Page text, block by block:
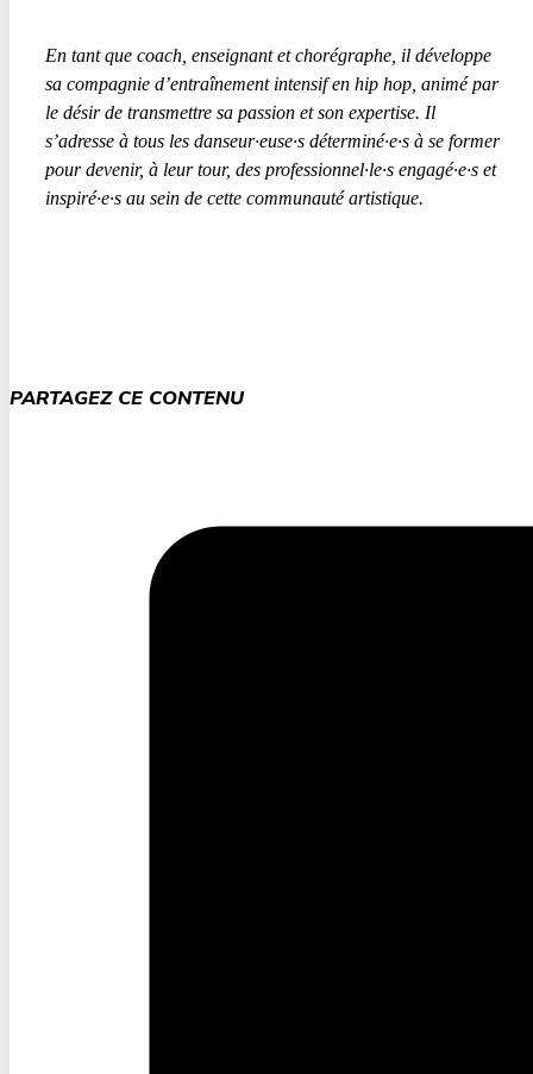
En tant que coach, enseignant et chorégraphe, il développe
sa compagnie d’entraînement intensif en hip hop, animé par
le désir de transmettre sa passion et son expertise. Il
s’adresse à tous les danseur·euse·s déterminé·e·s à se former
pour devenir, à leur tour, des professionnel·le·s engagé·e·s et
inspiré·e·s au sein de cette communauté artistique.
PARTAGEZ CE CONTENU